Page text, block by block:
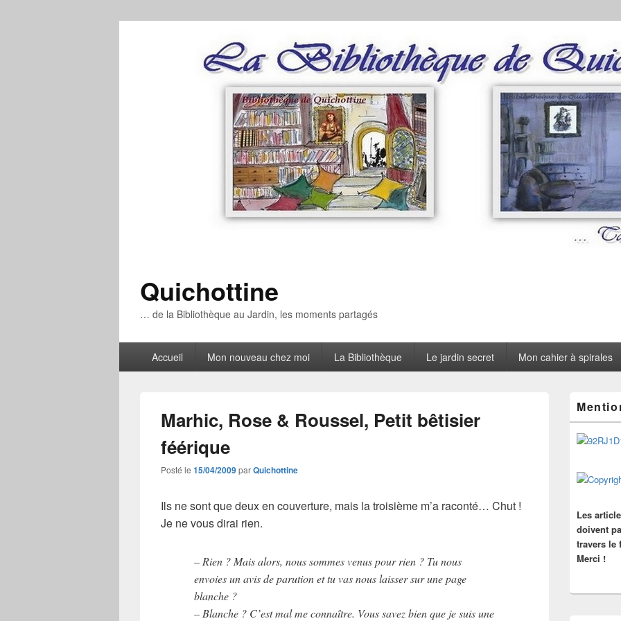
Quichottine
… de la Bibliothèque au Jardin, les moments partagés
principalAccueil Mon nouveau chez moi La Bibliothèque Le jardin secret Mon cahier à spirales
Marhic, Rose & Roussel, Petit bêtisier
féérique
Posté le 15/04/2009parQuichottine
Ils ne sont que deux en couverture, mais la troisième m’a raconté… Chut !
Je ne vous dirai rien.
– Rien ? Mais alors, nous sommes venus pour rien ? Tu nous
envoies un avis de parution et tu vas nous laisser sur une page
blanche ?
– Blanche ? C’est mal me connaître. Vous savez bien que je suis une
principale
de
widget
pour
barre
latérale
Les
doivent
travers le
Merci !